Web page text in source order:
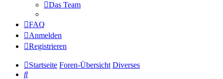
Das Team
FAQ
Anmelden
Registrieren
Startseite Foren-Übersicht Diverses
Suche